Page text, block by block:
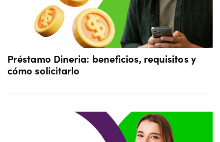
Préstamo Dineria: beneficios, requisitos y
cómo solicitarlo